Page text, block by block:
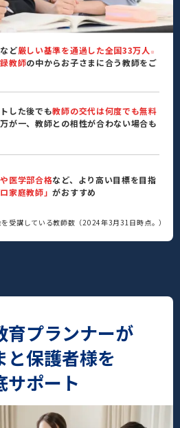
ど厳しい基準を通過した全国33万人 ※
教師の中からお子さまに合う教師をご
した後でも教師の交代は何度でも無料
が一、教師との相性が合わない場合も
医学部合格など、より高い目標を目指
ロ家庭教師」がおすすめ
受講している教師数（2024年3月31日時点。）
育プランナーが
と保護者様を
サポート